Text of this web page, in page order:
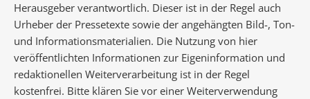
Herausgeber verantwortlich. Dieser ist in der Regel auch
Urheber der Pressetexte sowie der angehängten Bild-, Ton-
und Informationsmaterialien. Die Nutzung von hier
veröffentlichten Informationen zur Eigeninformation und
redaktionellen Weiterverarbeitung ist in der Regel
kostenfrei. Bitte klären Sie vor einer Weiterverwendung